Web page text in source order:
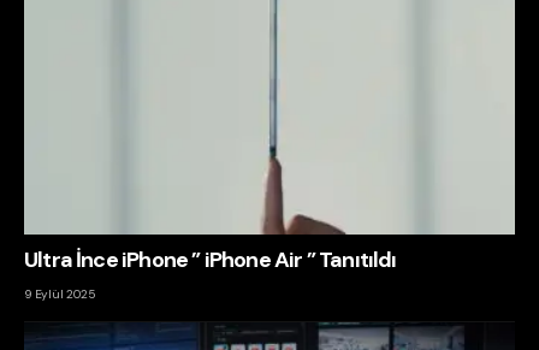
Ultra İnce iPhone ” iPhone Air ” Tanıtıldı
9 Eylül 2025